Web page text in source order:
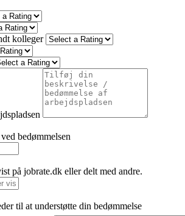
kolleger
bedømmelsen
på jobrate.dk eller delt med andre.
til at understøtte din bedømmelse